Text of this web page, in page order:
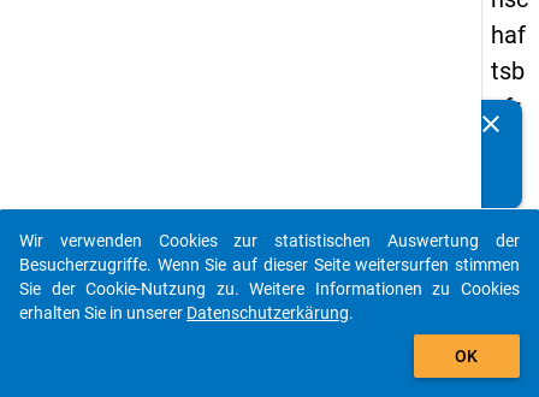
haf
tsb
efr
g
20
19
Details
clear
auto_stories
add_shopping_cart
Wir verwenden Cookies zur statistischen Auswertung der
Besucherzugriffe. Wenn Sie auf dieser Seite weitersurfen stimmen
Sie der Cookie-Nutzung zu. Weitere Informationen zu Cookies
erhalten Sie in unserer Datenschutzerkärung.
OK